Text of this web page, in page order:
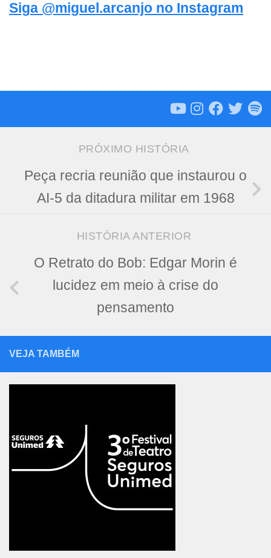
Siga @miguel.arcanjo no Instagram
PRÓXIMO HISTÓRIA
Peça recria reunião que instaurou o
AI-5 da ditadura militar em 1968
HISTÓRIA ANTERIOR
O Retrato do Bob: Edgar Morin é
lucidez em meio à crise do
pensamento
VEJA TAMBÉM